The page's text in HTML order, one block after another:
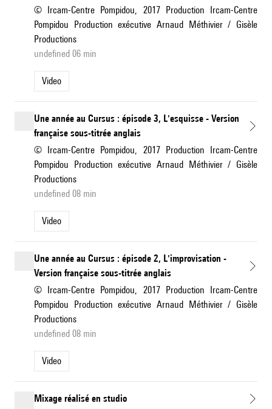
© Ircam-Centre Pompidou, 2017 Production Ircam-Centre
Pompidou Production exécutive Arnaud Méthivier / Gisèle
Productions
undefined 06 min
Video
Une année au Cursus : épisode 3, L'esquisse - Version
française sous-titrée anglais
© Ircam-Centre Pompidou, 2017 Production Ircam-Centre
Pompidou Production exécutive Arnaud Méthivier / Gisèle
Productions
undefined 08 min
Video
Une année au Cursus : épisode 2, L'improvisation -
Version française sous-titrée anglais
© Ircam-Centre Pompidou, 2017 Production Ircam-Centre
Pompidou Production exécutive Arnaud Méthivier / Gisèle
Productions
undefined 08 min
Video
Mixage réalisé en studio